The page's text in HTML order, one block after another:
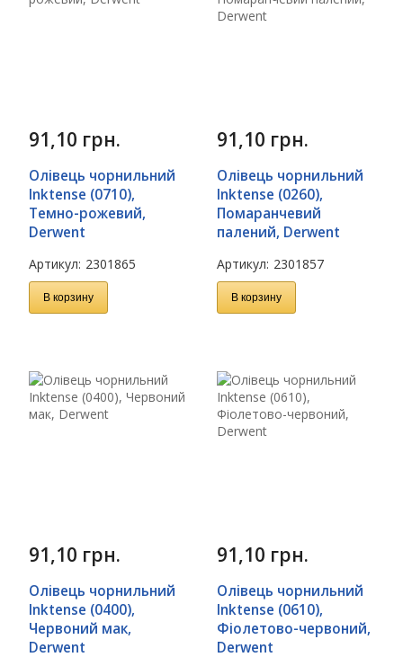
91,10 грн.
Олівець чорнильний
Inktense (0710),
Темно-рожевий,
Derwent
Артикул: 2301865
В корзину
91,10 грн.
Олівець чорнильний
Inktense (0260),
Помаранчевий
палений, Derwent
Артикул: 2301857
В корзину
91,10 грн.
Олівець чорнильний
Inktense (0400),
Червоний мак,
Derwent
91,10 грн.
Олівець чорнильний
Inktense (0610),
Фіолетово-червоний,
Derwent